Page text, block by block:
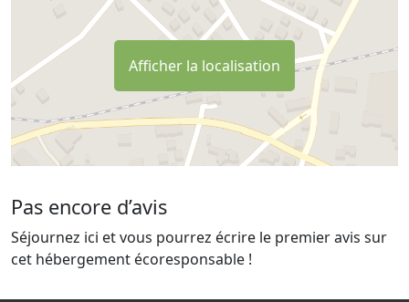
Afficher la localisation
Pas encore d’avis
Séjournez ici et vous pourrez écrire le premier avis sur
cet hébergement écoresponsable !